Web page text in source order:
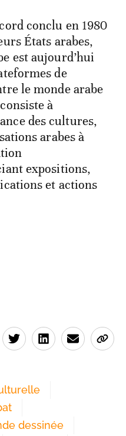
conclu en 1980
États arabes,
est aujourd’hui
de
le monde arabe
à
des cultures,
arabes à
expositions,
et actions
dessinée